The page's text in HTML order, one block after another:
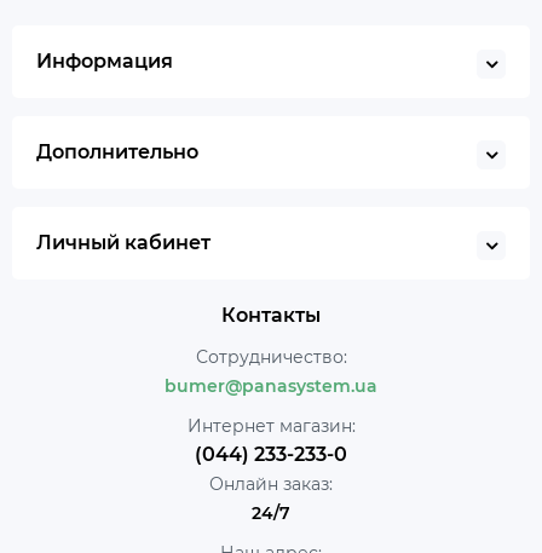
Информация
Дополнительно
Личный кабинет
Контакты
Сотрудничество:
bumer@panasystem.ua
Интернет магазин:
(044) 233-233-0
Онлайн заказ:
24/7